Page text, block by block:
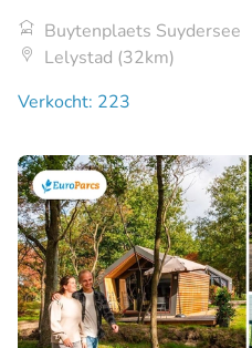
Buytenplaets Suydersee
Lelystad (32km)
Verkocht: 223